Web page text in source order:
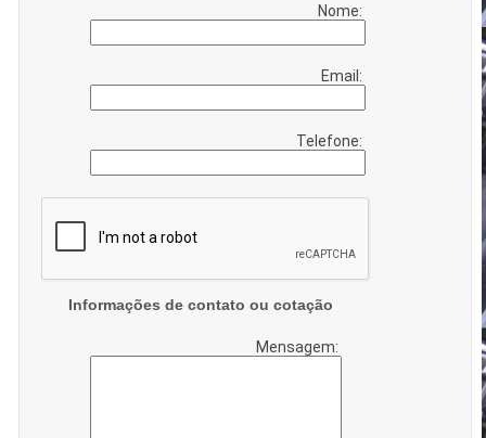
Nome:
Email:
Telefone:
Informações de contato ou cotação
Mensagem: